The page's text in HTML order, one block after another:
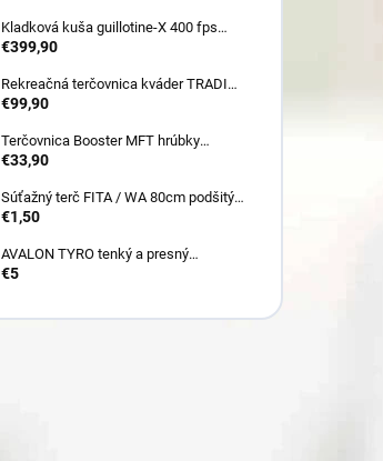
Kladková kuša guillotine-X 400 fps
camo so zabudovaným nášľapom
€399,90
Rekreačná terčovnica kváder TRADI
80x80x22 cm (6132)
€99,90
Terčovnica Booster MFT hrúbky
7cm/11cm/17cm
€33,90
Súťažný terč FITA / WA 80cm podšitý
(6005)
€1,50
AVALON TYRO tenký a presný
€5